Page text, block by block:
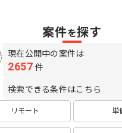
案件を探す
現在公開中の案件は
2657 件
検索できる条件はこちら
リモート 単